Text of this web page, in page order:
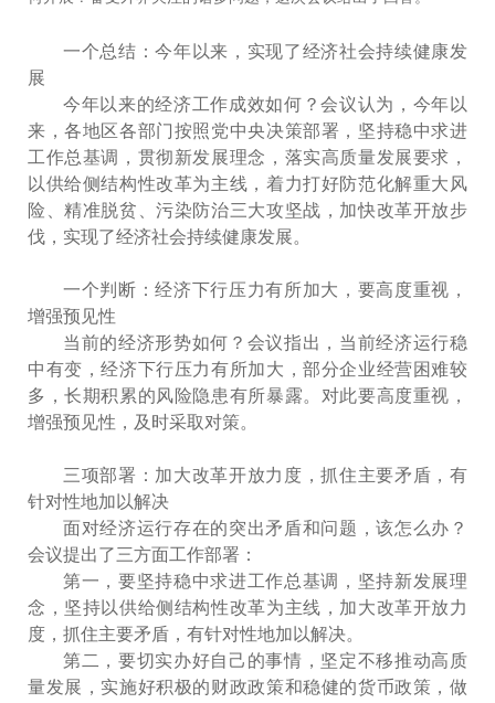
一个总结：今年以来，实现了经济社会持续健康发
展
今年以来的经济工作成效如何？会议认为，今年以
来，各地区各部门按照党中央决策部署，坚持稳中求进
工作总基调，贯彻新发展理念，落实高质量发展要求，
以供给侧结构性改革为主线，着力打好防范化解重大风
险、精准脱贫、污染防治三大攻坚战，加快改革开放步
伐，实现了经济社会持续健康发展。
一个判断：经济下行压力有所加大，要高度重视，
增强预见性
当前的经济形势如何？会议指出，当前经济运行稳
中有变，经济下行压力有所加大，部分企业经营困难较
多，长期积累的风险隐患有所暴露。对此要高度重视，
增强预见性，及时采取对策。
三项部署：加大改革开放力度，抓住主要矛盾，有
针对性地加以解决
面对经济运行存在的突出矛盾和问题，该怎么办？
会议提出了三方面工作部署：
第一，要坚持稳中求进工作总基调，坚持新发展理
念，坚持以供给侧结构性改革为主线，加大改革开放力
度，抓住主要矛盾，有针对性地加以解决。
第二，要切实办好自己的事情，坚定不移推动高质
量发展，实施好积极的财政政策和稳健的货币政策，做